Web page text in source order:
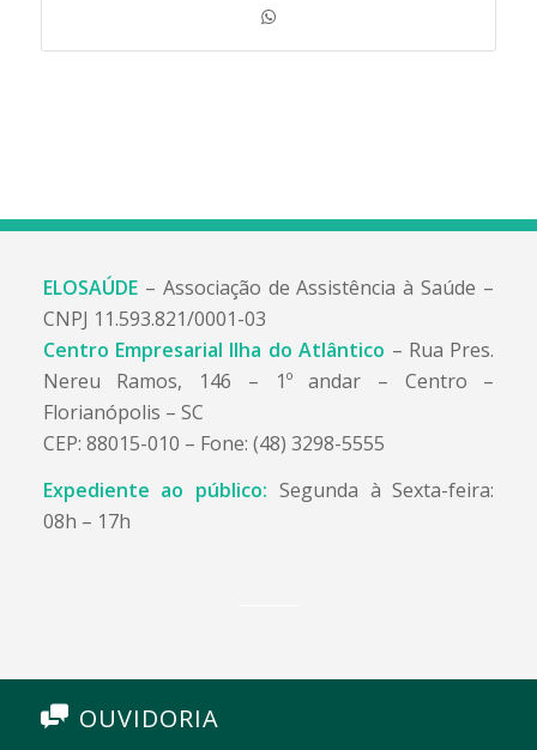
ELOSAÚDE– Associação de Assistência à Saúde –
CNPJ 11.593.821/0001-03
Centro Empresarial Ilha do Atlântico – Rua Pres.
Nereu Ramos, 146 – 1º andar – Centro –
Florianópolis – SC
CEP: 88015-010 – Fone: (48) 3298-5555
Expediente ao público: Segunda à Sexta-feira:
08h – 17h
OUVIDORIA